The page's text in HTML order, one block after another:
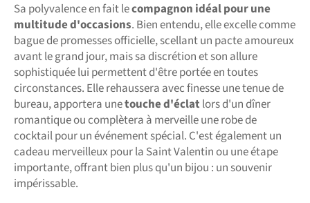
Sa polyvalence en fait lecompagnon idéal pour une
multitude d'occasions. Bien entendu, elle excelle comme
bague de promesses officielle, scellant un pacte amoureux
avant le grand jour, mais sa discrétion et son allure
sophistiquée lui permettent d'être portée en toutes
circonstances. Elle rehaussera avec finesse une tenue de
bureau, apportera unetouche d'éclat lors d'un dîner
romantique ou complètera à merveille une robe de
cocktail pour un événement spécial. C'est également un
cadeau merveilleux pour la Saint Valentin ou une étape
importante, offrant bien plus qu'un bijou : un souvenir
impérissable.